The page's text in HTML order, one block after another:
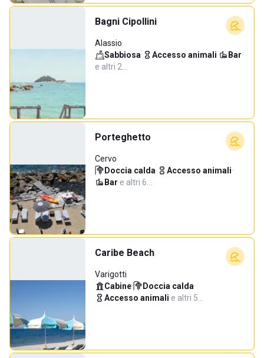
Bagni Cipollini
Alassio
Sabbiosa· Accesso animali· Bar·
e altri 2…
Porteghetto
Cervo
Doccia calda· Accesso animali·
Bar·e altri 6…
Caribe Beach
Varigotti
Cabine· Doccia calda·
Accesso animali·e altri 5…